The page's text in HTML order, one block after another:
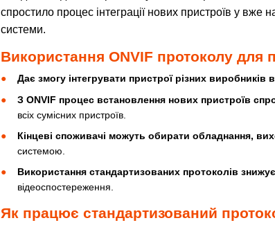
спростило процес інтеграції нових пристроїв у
системи.
Використання ONVIF протоколу для
Дає змогу інтегрувати пристрої різних виробників
З ONVIF процес встановлення нових пристроїв
всіх сумісних пристроїв.
Кінцеві споживачі можуть обирати обладнання,
системою.
Використання стандартизованих протоколів
відеоспостереження.
Як працює стандартизований